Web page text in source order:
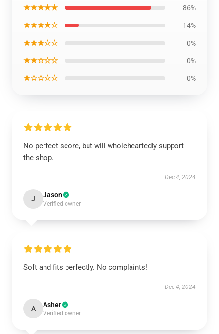
★★★★★ 86%
★★★★☆ 14%
★★★☆☆ 0%
★★☆☆☆ 0%
★☆☆☆☆ 0%
No perfect score, but will wholeheartedly support
the shop.
Dec 4, 2024
J Jason
Verified owner
Soft and fits perfectly. No complaints!
Dec 4, 2024
A Asher
Verified owner